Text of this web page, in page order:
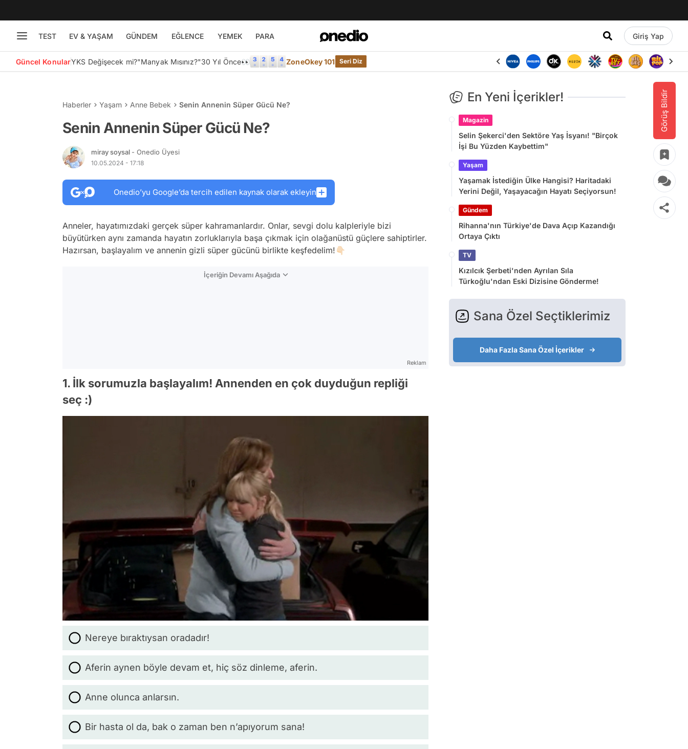
TEST EV & YAŞAM GÜNDEM EĞLENCE YEMEK PARA Giriş Yap
Güncel KonularYKS Değişecek mi?"Manyak Mısınız?"30 Yıl Önce👀 ZoneOkey 101 Seri Diz
Görüş Bildir
Haberler Yaşam Anne Bebek Senin Annenin Süper Gücü Ne?
Senin Annenin Süper Gücü Ne?
miray soysal - Onedio Üyesi
10.05.2024 - 17:18
Onedio’yu Google’da tercih edilen kaynak olarak ekleyin
Anneler, hayatımızdaki gerçek süper kahramanlardır. Onlar, sevgi dolu kalpleriyle bizi
büyütürken aynı zamanda hayatın zorluklarıyla başa çıkmak için olağanüstü güçlere sahiptirler.
Hazırsan, başlayalım ve annenin gizli süper gücünü birlikte keşfedelim!👇🏻
İçeriğin Devamı Aşağıda
Reklam
1. İlk sorumuzla başlayalım! Annenden en çok duyduğun repliği
seç :)
Nereye bıraktıysan oradadır!
Aferin aynen böyle devam et, hiç söz dinleme, aferin.
Anne olunca anlarsın.
Bir hasta ol da, bak o zaman ben n’apıyorum sana!
En Yeni İçerikler!
Magazin
Selin Şekerci'den Sektöre Yaş İsyanı! "Birçok
İşi Bu Yüzden Kaybettim"
Yaşam
Yaşamak İstediğin Ülke Hangisi? Haritadaki
Yerini Değil, Yaşayacağın Hayatı Seçiyorsun!
Gündem
Rihanna'nın Türkiye'de Dava Açıp Kazandığı
Ortaya Çıktı
TV
Kızılcık Şerbeti'nden Ayrılan Sıla
Türkoğlu'ndan Eski Dizisine Gönderme!
Sana Özel Seçtiklerimiz
Daha Fazla Sana Özel İçerikler